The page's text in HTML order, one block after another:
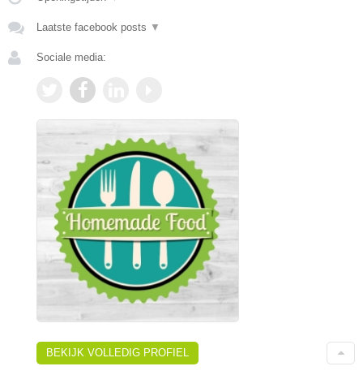
Laatste facebook posts ▼
Sociale media:
BEKIJK VOLLEDIG PROFIEL